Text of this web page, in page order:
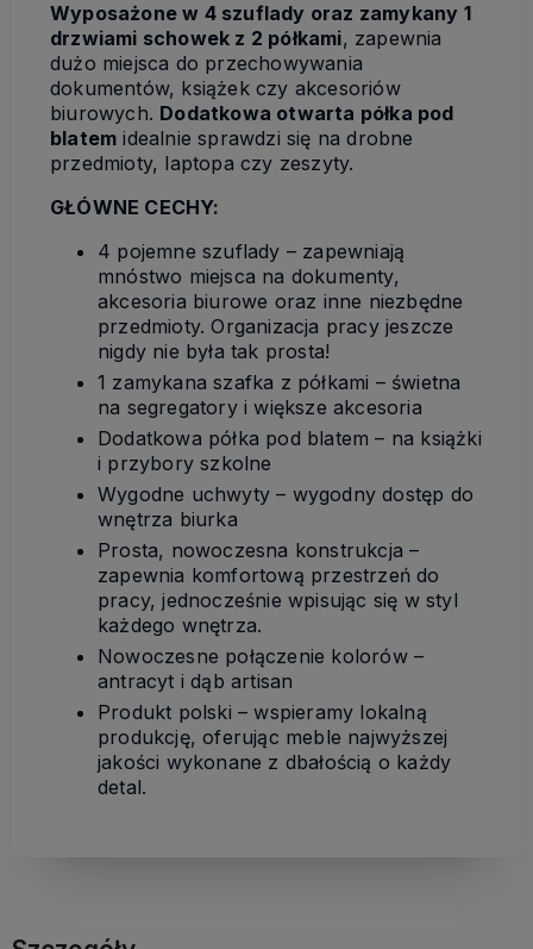
Wyposażone w 4 szuflady oraz zamykany 1
drzwiami schowek z 2 półkami, zapewnia
dużo miejsca do przechowywania
dokumentów, książek czy akcesoriów
biurowych. Dodatkowa otwarta półka pod
blatem idealnie sprawdzi się na drobne
przedmioty, laptopa czy zeszyty.
GŁÓWNE CECHY:
4 pojemne szuflady – zapewniają
mnóstwo miejsca na dokumenty,
akcesoria biurowe oraz inne niezbędne
przedmioty. Organizacja pracy jeszcze
nigdy nie była tak prosta!
1 zamykana szafka z półkami – świetna
na segregatory i większe akcesoria
Dodatkowa półka pod blatem – na książki
i przybory szkolne
Wygodne uchwyty – wygodny dostęp do
wnętrza biurka
Prosta, nowoczesna konstrukcja –
zapewnia komfortową przestrzeń do
pracy, jednocześnie wpisując się w styl
każdego wnętrza.
Nowoczesne połączenie kolorów –
antracyt i dąb artisan
Produkt polski – wspieramy lokalną
produkcję, oferując meble najwyższej
jakości wykonane z dbałością o każdy
detal.